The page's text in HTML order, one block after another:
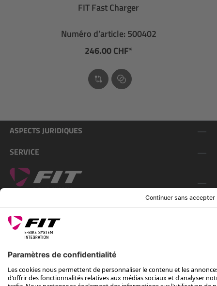
FIT Fast Charger
Numéro d’article: 500402
246.00 CHF*
ASPECTS JURIDIQUES
SERVICE